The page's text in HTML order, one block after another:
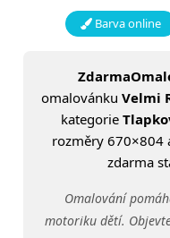
Barva online
omalovánku Velmi
kategorie
rozměry 670×804
zdarma
Omalování
motoriku dětí.